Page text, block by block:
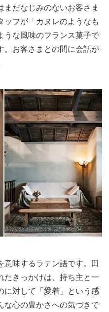
だなじみのないお客さま
ッフが「カヌレのようなも
うな風味のフランス菓子で
。お客さまとの間に会話が
意味するラテン語です。田
たきっかけは、持ち主と一
に対して「愛着」という感
な心の豊かさへの気づきで